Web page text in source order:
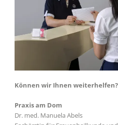
Können wir Ihnen weiterhelfen?
Praxis am Dom
Dr. med. Manuela Abels